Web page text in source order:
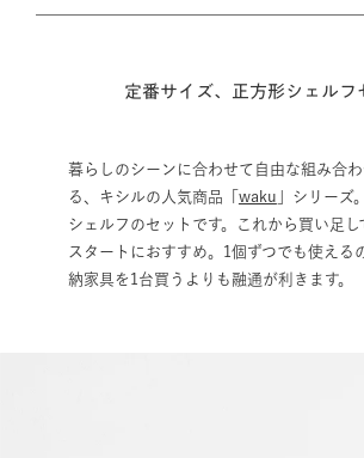
定番サイズ、正方形シェルフ
暮らしのシーンに合わせて自由な組み合
る、キシルの人気商品「 waku 」シリーズ
シェルフのセットです。これから買い足し
スタートにおすすめ。1個ずつでも使える
納家具を1台買うよりも融通が利きます。